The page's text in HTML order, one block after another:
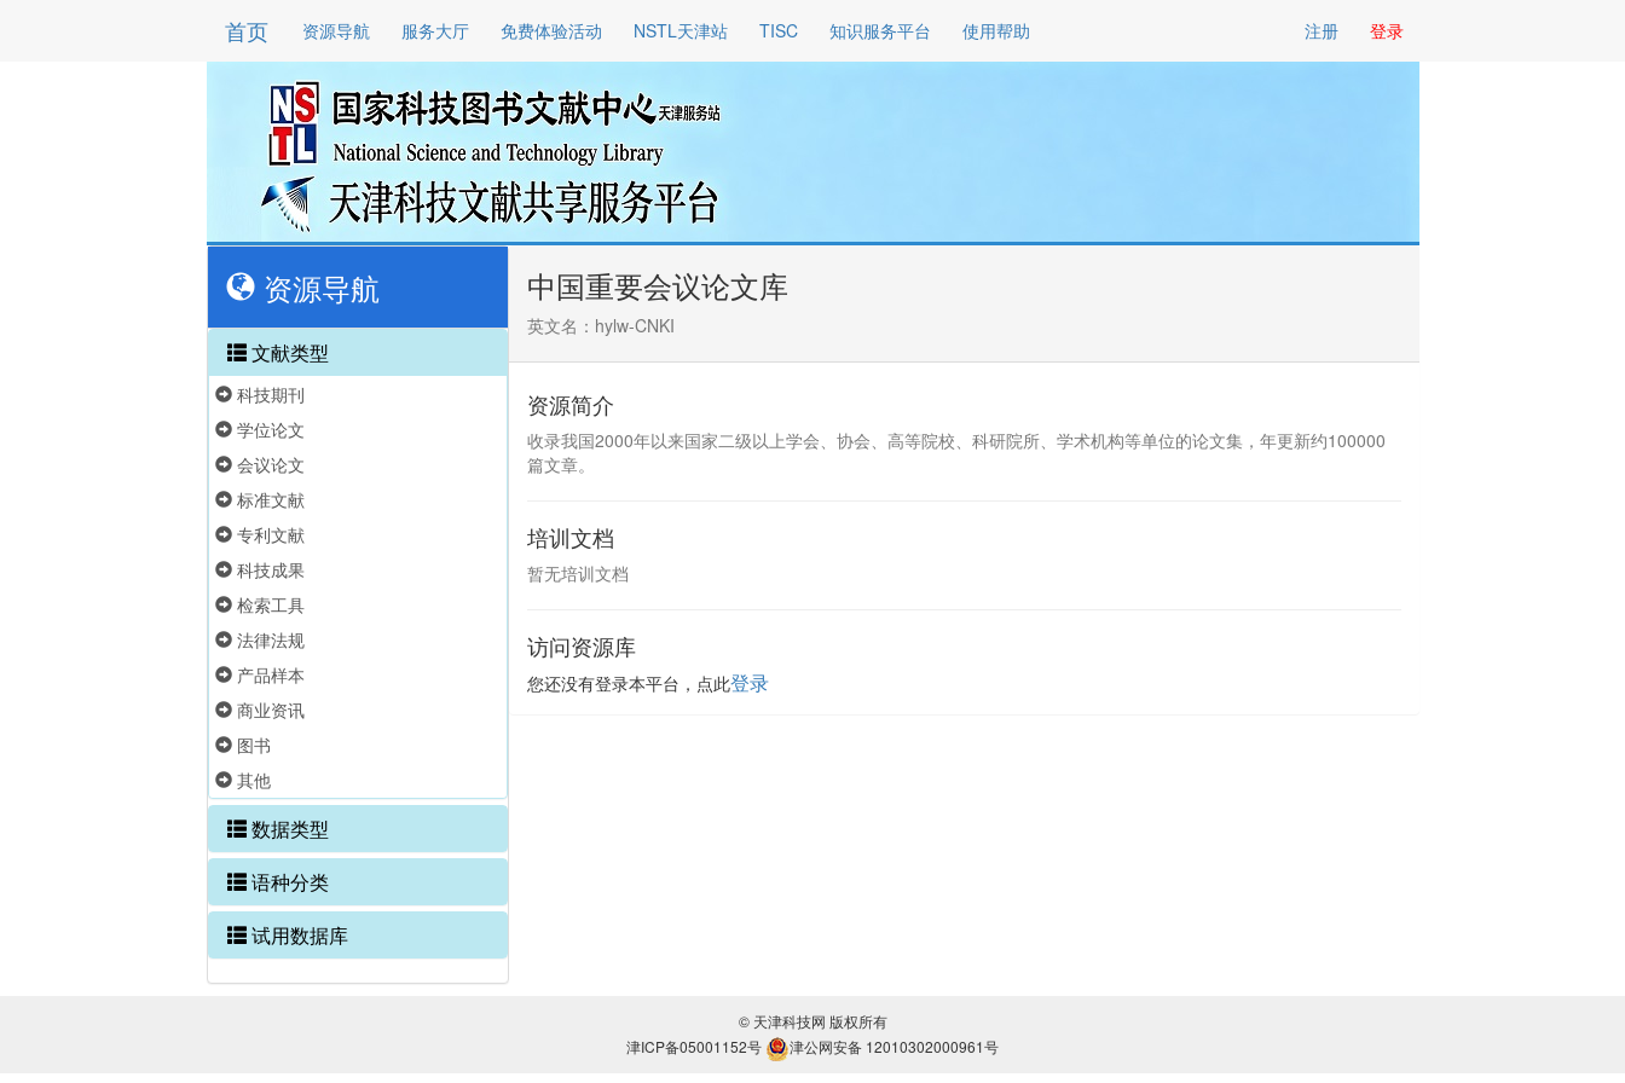
首页 资源导航 服务大厅 免费体验活动 NSTL天津站 TISC 知识服务平台 使用帮助 注册 登录
资源导航
文献类型
科技期刊
学位论文
会议论文
标准文献
专利文献
科技成果
检索工具
法律法规
产品样本
商业资讯
图书
其他
数据类型
语种分类
试用数据库
中国重要会议论文库
英文名：hylw-CNKI
资源简介
收录我国2000年以来国家二级以上学会、协会、高等院校、科研院所、学术机构等单位的论文集，年更新约100000
篇文章。
培训文档
暂无培训文档
访问资源库
您还没有登录本平台，点此登录
© 天津科技网 版权所有
津ICP备05001152号
津公网安备 12010302000961号